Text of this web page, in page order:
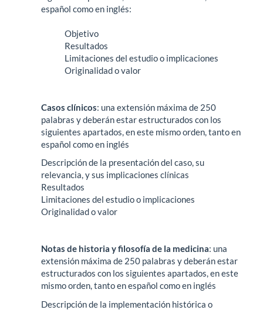
español como en inglés:
Objetivo
Resultados
Limitaciones del estudio o implicaciones
Originalidad o valor
Casos clínicos: una extensión máxima de 250
palabras y deberán estar estructurados con los
siguientes apartados, en este mismo orden, tanto en
español como en inglés
Descripción de la presentación del caso, su
relevancia, y sus implicaciones clínicas
Resultados
Limitaciones del estudio o implicaciones
Originalidad o valor
Notas de historia y filosofía de la medicina: una
extensión máxima de 250 palabras y deberán estar
estructurados con los siguientes apartados, en este
mismo orden, tanto en español como en inglés
Descripción de la implementación histórica o